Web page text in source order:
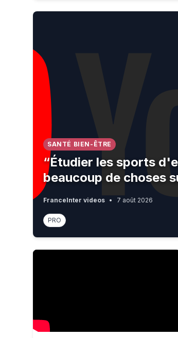
“Étudier les sports d'endurance
SANTÉ BIEN-ÊTRE
“Étudier les sports
beaucoup de choses
FranceInter videos • 7 août 2026
PRO
Racisme : "Dans les discours, on a